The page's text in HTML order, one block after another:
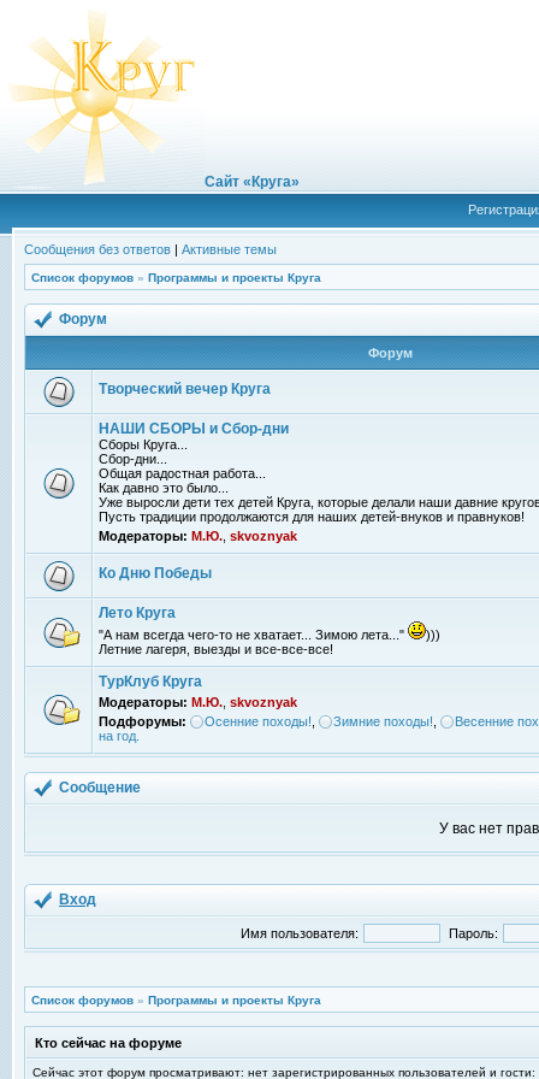
Сайт «Круга»
Сообщения без ответов | Активные темы
Список форумов » Программы и проекты Круга
Форум
Форум
Творческий вечер Круга
НАШИ СБОРЫ и Сбор-дни
Сборы Круга...
Сбор-дни...
Общая радостная работа...
Как давно это было...
Уже выросли дети тех детей Круга, которые делали наши давние
Пусть традиции продолжаются для наших детей-внуков и правнуков!
Модераторы: М.Ю. skvoznyak
Ко Дню Победы
Лето Круга
"А нам всегда чего-то не хватает... Зимою лета..."
)))
Летние лагеря, выезды и все-все-все!
ТурКлуб Круга
Модераторы: М.Ю. skvoznyak
Подфорумы:
Осенние походы! Зимние походы!
Весенние
на год.
Сообщение
У вас нет
Вход
Имя пользователя: Пароль:
Список форумов » Программы и проекты Круга
Кто сейчас на форуме
Сейчас этот форум просматривают: нет зарегистрированных пользователей и гости: